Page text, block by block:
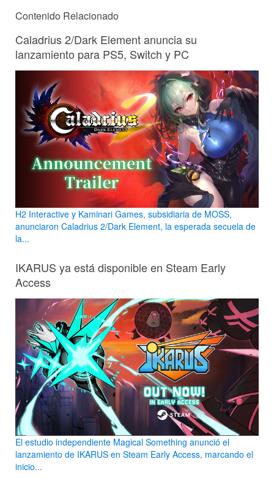
Contenido Relacionado
Caladrius 2/Dark Element anuncia su
lanzamiento para PS5, Switch y PC
H2 Interactive y Kaminari Games, subsidiaria de MOSS,
anunciaron Caladrius 2/Dark Element, la esperada secuela de
la...
IKARUS ya está disponible en Steam Early
Access
El estudio independiente Magical Something anunció el
lanzamiento de IKARUS en Steam Early Access, marcando el
inicio...